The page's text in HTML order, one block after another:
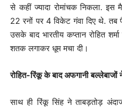
से कहीं ज्यादा रोमांचक निकला.
22 रनों पर 4 विकेट गंवा दिए थे.
उसके बाद भारतीय कप्तान रोहित
शतक लगाकर धूम मचा दी।
रोहित-रिंकू के बाद अफगानी बल्लेबाजों
साथ ही रिंकू सिंह ने ताबड़तोड़